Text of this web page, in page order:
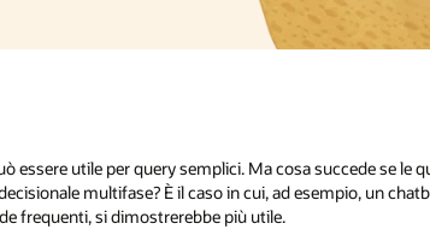
essere utile per query semplici. Ma cosa succede se le
multifase? È il caso in cui, ad esempio, un
frequenti, si dimostrerebbe più utile.